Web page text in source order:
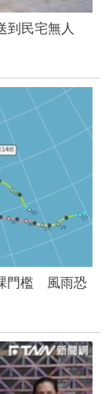
到民宅無人
門檻 風雨恐